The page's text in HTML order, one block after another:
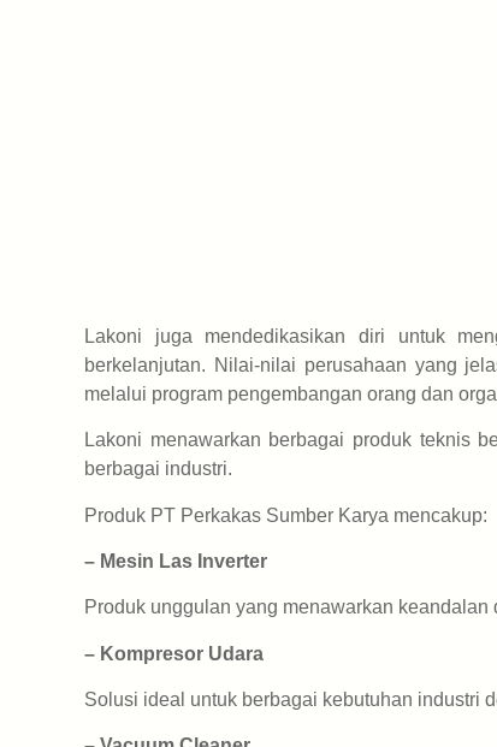
Lakoni juga mendedikasikan diri untuk
berkelanjutan. Nilai-nilai perusahaan yang
melalui program pengembangan orang dan
Lakoni menawarkan berbagai produk teknis
berbagai industri.
Produk PT Perkakas Sumber Karya mencakup:
– Mesin Las Inverter
Produk unggulan yang menawarkan
– Kompresor Udara
Solusi ideal untuk berbagai kebutuhan industri